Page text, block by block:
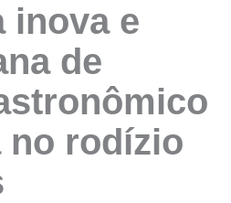
inova e
de
no rodízio